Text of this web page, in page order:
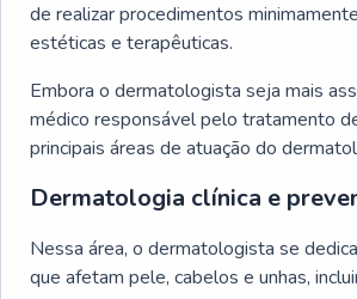
de realizar procedimentos
estéticas e terapêuticas.
Embora o dermatologista seja mais
médico responsável pelo tratamento
principais áreas de atuação do
Dermatologia clínica e
Nessa área, o dermatologista se
que afetam pele, cabelos e unhas,